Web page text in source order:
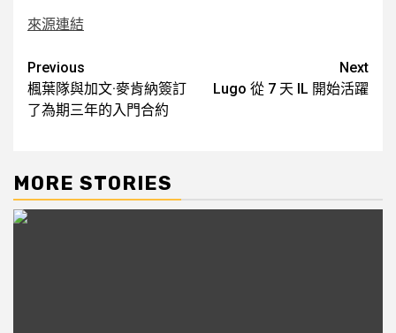
來源連結
Post
navigation
Previous
楓葉隊與加文·麥肯納簽訂
了為期三年的入門合約
Next
Lugo 從 7 天 IL 開始活躍
MORE STORIES